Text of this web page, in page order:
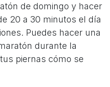
de domingo y hacer
20 a 30 minutos el día
Puedes hacer una
durante la
piernas cómo se